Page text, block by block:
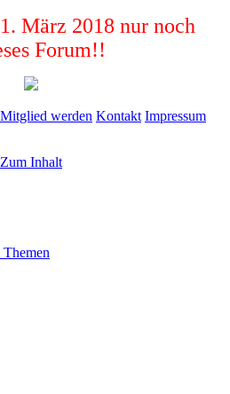
März 2018 nur noch
Forum!!
Mitglied werden Kontakt Impressum
Zum Inhalt